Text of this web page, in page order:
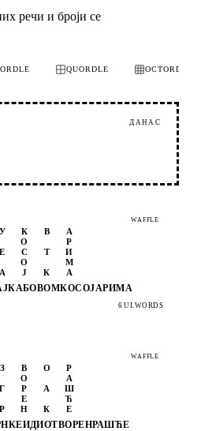
речи и броји се
QUORDLE OCTORDLE
ДАНАС
WAFFLE
У К В
А
О
Р
Е С Т
И
О
М
А Ј К А
БОВОМКОСОЈАРИМА
6 UI.WORDS
WAFFLE
З В О
Р
О
А
Г Р А
Ш
Е
Ћ
Р Н К Е
ИДИОТВОРЕНРАШЋЕ